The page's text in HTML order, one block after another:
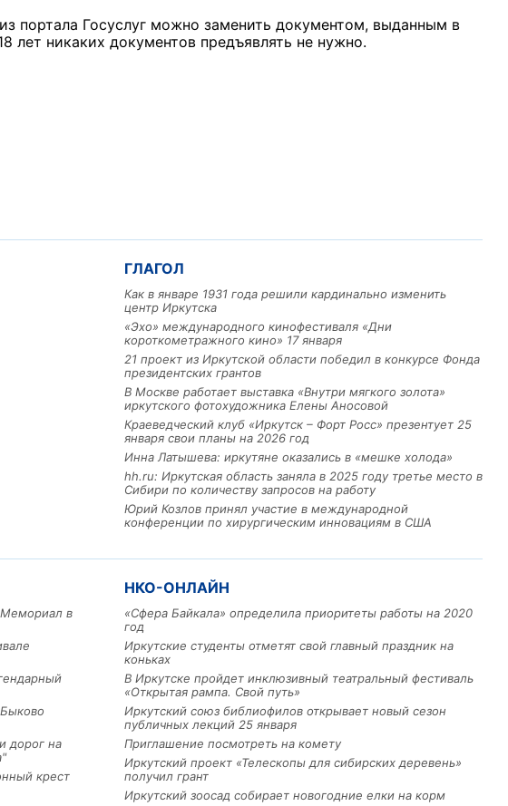
портала Госуслуг можно заменить документом, выданным в
лет никаких документов предъявлять не нужно.
ГЛАГОЛ
Как в январе 1931 года решили кардинально изменить
центр Иркутска
«Эхо» международного кинофестиваля «Дни
короткометражного кино» 17 января
21 проект из Иркутской области победил в конкурсе Фонда
президентских грантов
В Москве работает выставка «Внутри мягкого золота»
иркутского фотохудожника Елены Аносовой
Краеведческий клуб «Иркутск – Форт Росс» презентует 25
января свои планы на 2026 год
Инна Латышева: иркутяне оказались в «мешке холода»
hh.ru: Иркутская область заняла в 2025 году третье место в
Сибири по количеству запросов на работу
Юрий Козлов принял участие в международной
конференции по хирургическим инновациям в США
Мемориал в
дорог на
крест
НКО-ОНЛАЙН
«Сфера Байкала» определила приоритеты работы на 2020
год
Иркутские студенты отметят свой главный праздник на
коньках
В Иркутске пройдет инклюзивный театральный фестиваль
«Открытая рампа. Свой путь»
Иркутский союз библиофилов открывает новый сезон
публичных лекций 25 января
Приглашение посмотреть на комету
Иркутский проект «Телескопы для сибирских деревень»
получил грант
Иркутский зоосад собирает новогодние елки на корм
Льготный заём в 9 миллионов
машиностроительное предприятие
из Иркутской области